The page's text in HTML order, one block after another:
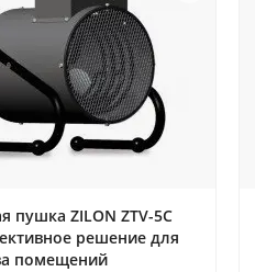
пушка ZILON ZTV-5С
решение для
помещений